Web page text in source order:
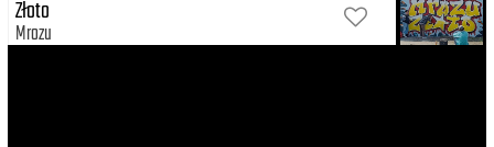
Złoto
Mrozu